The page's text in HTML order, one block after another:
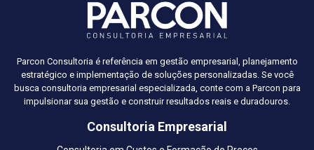
Parcon Consultoria é referência em gestão empresarial, planejamento
estratégico e implementação de soluções personalizadas. Se você
busca consultoria empresarial especializada, conte com a Parcon para
impulsionar sua gestão e construir resultados reais e duradouros.
Consultoria Empresarial